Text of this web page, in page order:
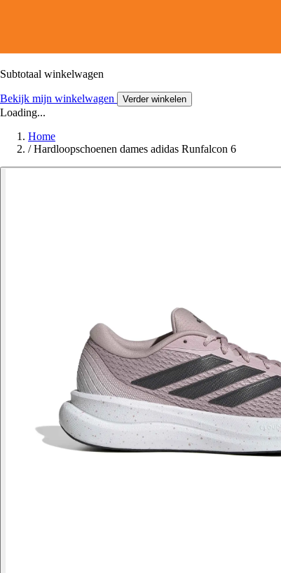
Subtotaal winkelwagen
Bekijk mijn winkelwagen Verder winkelen
Loading...
Home
/ Hardloopschoenen dames adidas Runfalcon 6